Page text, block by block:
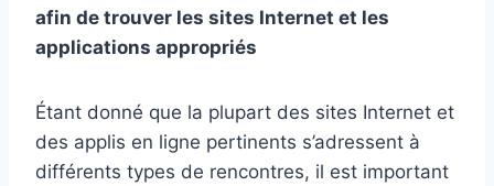
afin de trouver les sites Internet et les
applications appropriés
Étant donné que la plupart des sites Internet et
des applis en ligne pertinents s’adressent à
différents types de rencontres, il est important